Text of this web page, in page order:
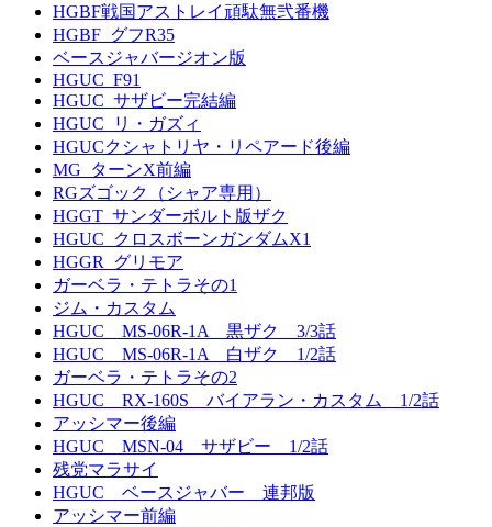
HGBF戦国アストレイ頑駄無弐番機
HGBF_グフR35
ベースジャバージオン版
HGUC_F91
HGUC_サザビー完結編
HGUC_リ・ガズィ
HGUCクシャトリヤ・リペアード後編
MG_ターンX前編
RGズゴック（シャア専用）
HGGT_サンダーボルト版ザク
HGUC_クロスボーンガンダムX1
HGGR_グリモア
ガーベラ・テトラその1
ジム・カスタム
HGUC MS-06R-1A 黒ザク 3/3話
HGUC MS-06R-1A 白ザク 1/2話
ガーベラ・テトラその2
HGUC RX-160S バイアラン・カスタム 1/2話
アッシマー後編
HGUC MSN-04 サザビー 1/2話
残党マラサイ
HGUC ベースジャバー 連邦版
アッシマー前編